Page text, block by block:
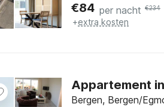
€84 per nacht €234
+extra kosten
Appartement
Bergen, Bergen/